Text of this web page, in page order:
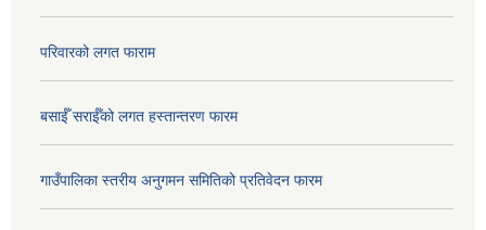
परिवारको लगत फाराम
बसाईँ सराईँको लगत हस्तान्तरण फारम
गाउँपालिका स्तरीय अनुगमन समितिको प्रतिवेदन फारम